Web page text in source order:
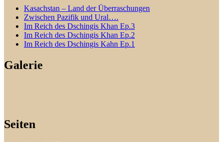
Kasachstan – Land der Überraschungen
Zwischen Pazifik und Ural….
Im Reich des Dschingis Khan Ep.3
Im Reich des Dschingis Khan Ep.2
Im Reich des Dschingis Kahn Ep.1
Galerie
Seiten